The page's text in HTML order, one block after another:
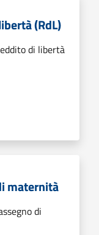
(RdL)
di libertà
maternità
di